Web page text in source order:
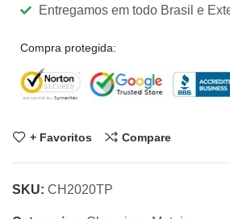
Entregamos em todo Brasil e
Compra protegida:
+ Favoritos Compare
SKU: CH2020TP